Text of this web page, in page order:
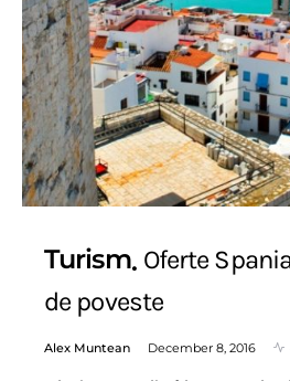
Turism Oferte
de poveste
Alex Muntean December 8, 2016